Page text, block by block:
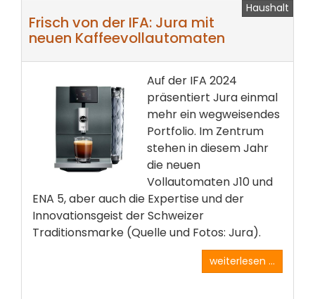
Haushalt
Frisch von der IFA: Jura mit
neuen Kaffeevollautomaten
Auf der IFA 2024
präsentiert Jura einmal
mehr ein wegweisendes
Portfolio. Im Zentrum
stehen in diesem Jahr
die neuen
Vollautomaten J10 und
ENA 5, aber auch die Expertise und der
Innovationsgeist der Schweizer
Traditionsmarke (Quelle und Fotos: Jura).
weiterlesen ...